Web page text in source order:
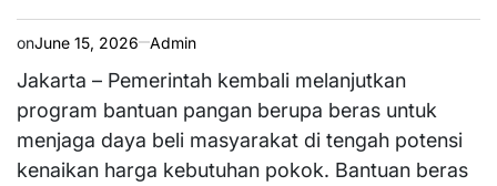
onJune 15, 2026 Admin
Jakarta – Pemerintah kembali melanjutkan
program bantuan pangan berupa beras untuk
menjaga daya beli masyarakat di tengah potensi
kenaikan harga kebutuhan pokok. Bantuan beras